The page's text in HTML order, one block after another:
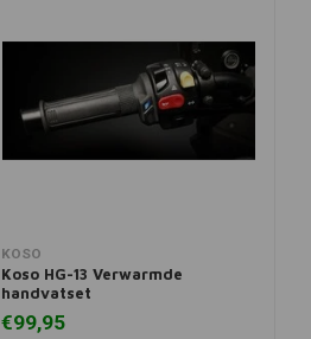
KOSO
Koso HG-13 Verwarmde
handvatset
€99,95